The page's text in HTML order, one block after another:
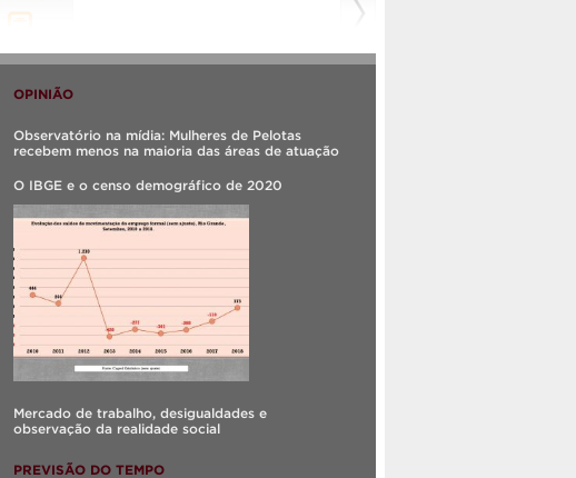
OPINIÃO
Observatório na mídia: Mulheres de Pelotas
recebem menos na maioria das áreas de atuação
O IBGE e o censo demográfico de 2020
Mercado de trabalho, desigualdades e
observação da realidade social
PREVISÃO DO TEMPO